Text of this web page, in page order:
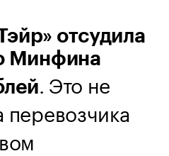
отсудила
Минфина
. Это не
перевозчика